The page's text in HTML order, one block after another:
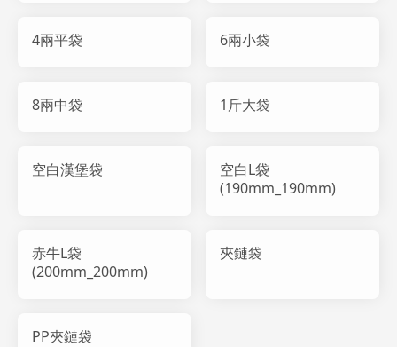
4兩平袋 6兩小袋
8兩中袋 1斤大袋
空白漢堡袋
空白L袋
(190mm_190mm)
赤牛L袋
(200mm_200mm)
夾鏈袋
PP夾鏈袋